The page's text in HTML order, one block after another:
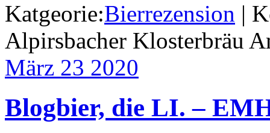
Katgeorie:Bierrezension |
Alpirsbacher Klosterbräu
März 23 2020
Blogbier, die LI. –